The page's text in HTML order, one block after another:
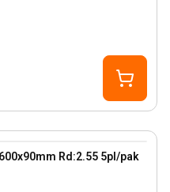
Rd:2.55 5pl/pak